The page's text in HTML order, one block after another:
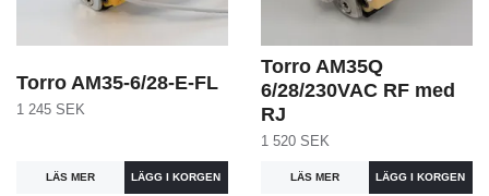
Torro AM35-6/28-E-FL
1 245 SEK
LÄS MER
Torro AM35Q
6/28/230VAC RF med
RJ
1 520 SEK
LÄS MER